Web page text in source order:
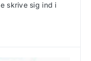
skrive sig ind i